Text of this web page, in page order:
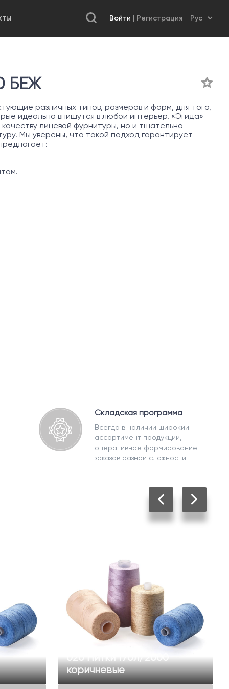
Войти Регистрация
БЕЖ
различных типов, размеров и форм, для того,
идеально впишутся в любой интерьер. «Эгида»
лицевой фурнитуры, но и тщательно
Мы уверены, что такой подход гарантирует
Складская программа
Всегда в наличии широкий
ассортимент продукции,
оперативное формирование
заказов разной сложности
020 Нитки 170л/2000
коричневые